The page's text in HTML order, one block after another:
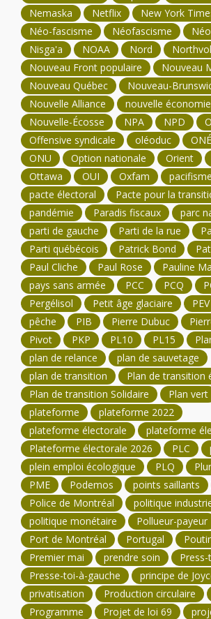
Nemaska
Netflix
New York
Néo-fascisme
Néofascisme
Nisga'a
NOAA Nord
Nouveau Front populaire
Nouveau
Nouveau Québec
Nouveau-
Nouvelle Alliance
nouvelle économie
Nouvelle-Écosse
NPA NPD
Offensive syndicale
oléoduc ONÉ
ONU
Option nationale Orient
Ottawa
OUI Oxfam
pacifisme
pacte électoral
Pacte pour la
pandémie
Paradis fiscaux parc
parti de gauche
Parti de la rue
Parti québécois
Patrick Bond
Paul Cliche
Paul Rose
Pauline
pays sans armée
PCC PCQ
Pergélisol
Petit âge glaciaire PEV
pêche
PIB Pierre Dubuc
Pivot
PKP PL10 PL15
plan de relance
plan de sauvetage
plan de transition
Plan de transition
Plan de transition Solidaire
Plan vert
plateforme
plateforme 2022
plateforme électorale
plateforme
Plateforme électorale 2026
PLC
plein emploi écologique
PLQ
PME
Podemos points saillants
Police de Montréal
politique
politique monétaire
Pollueur-payeur
Port de Montréal
Portugal
Premier mai
prendre soin
Presse-toi-à-gauche
principe de
privatisation
Production circulaire
Programme
Projet de loi 69